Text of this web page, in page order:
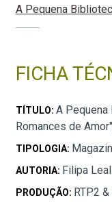
A Pequena
FICHA
TÍTULO: A Pequena
Romances de
TIPOLOGIA:
AUTORIA: Filipa Leal
PRODUÇÃO: RTP2